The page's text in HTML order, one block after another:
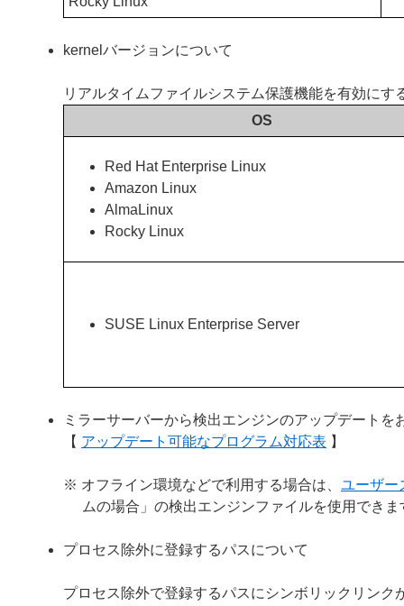
kernelバージョンについて
リアルタイムファイルシステム保護機能を有効に
OS
Red Hat Enterprise Linux
Amazon Linux
AlmaLinux
Rocky Linux
SUSE Linux Enterprise Server
ミラーサーバーから検出エンジンのアップデート
【 アップデート可能なプログラム対応表 】
※ オフライン環境などで利用する場合は、 ユーザー
ムの場合」の検出エンジンファイルを使用できま
プロセス除外に登録するパスについて
プロセス除外で登録するパスにシンボリックリンク